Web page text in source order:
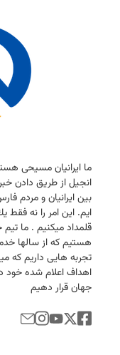
ما ایرانیان مسیحی
انجیل از طریق دادن
بین ایرانیان و مردم
ایم. این امر را نه
قلمداد میكنیم . ما
هستیم كه از سالها
تجربه هایی داریم كه
اهداف اعلام شده خود
جهان قرار دهیم